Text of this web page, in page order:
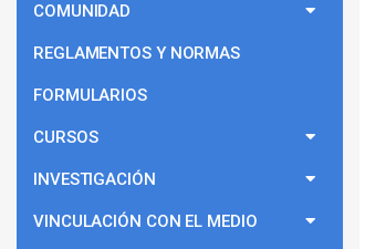
COMUNIDAD
REGLAMENTOS Y NORMAS
FORMULARIOS
CURSOS
INVESTIGACIÓN
VINCULACIÓN CON EL MEDIO